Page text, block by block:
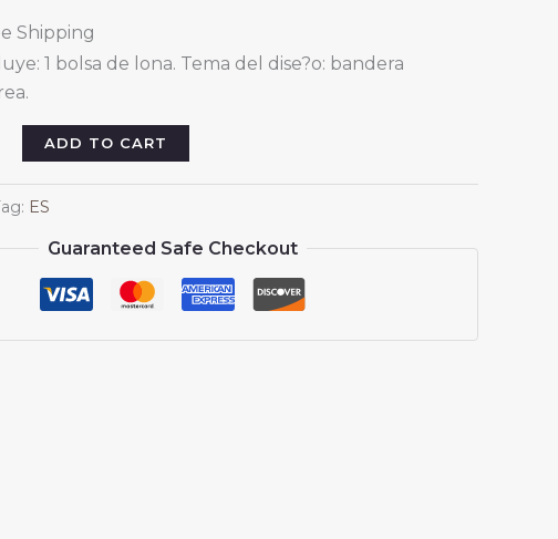
Shipping
1 bolsa de lona. Tema del dise?o: bandera
ADD TO CART
ES
Guaranteed Safe Checkout